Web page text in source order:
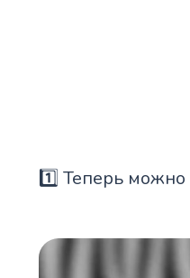
1️⃣ Теперь можно